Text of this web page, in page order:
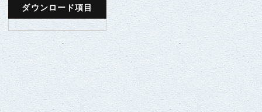
ダウンロード項目